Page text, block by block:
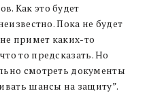
Как это будет
Пока не будет
примет каких-то
то предсказать. Но
смотреть документы
шансы на защиту”.